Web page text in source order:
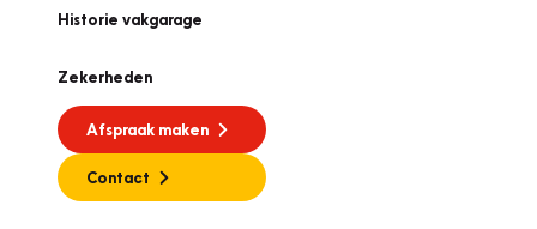
Historie vakgarage
Zekerheden
Afspraak maken
Contact